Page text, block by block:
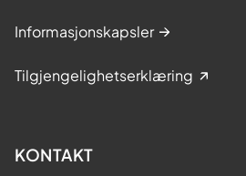
Informasjonskapsler
Tilgjengelighetserklæring
KONTAKT